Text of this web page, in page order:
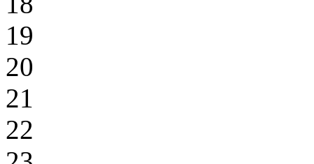
19
20
21
22